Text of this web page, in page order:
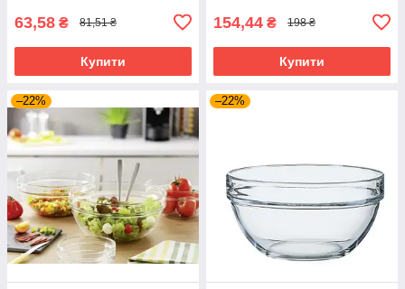
63,58 ₴ 81,51 ₴
Купити
154,44 ₴ 198 ₴
Купити
–22% –22%